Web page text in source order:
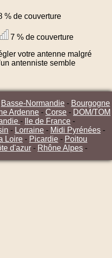
% de couverture
7 % de couverture
votre antenne malgré
antenniste semble
Basse-Normandie - Bourgogne
Ardenne - Corse - DOM/TOM
- Ile de France -
- Lorraine - Midi Pyrénées -
Loire - Picardie - Poitou
d'azur - Rhône Alpes -